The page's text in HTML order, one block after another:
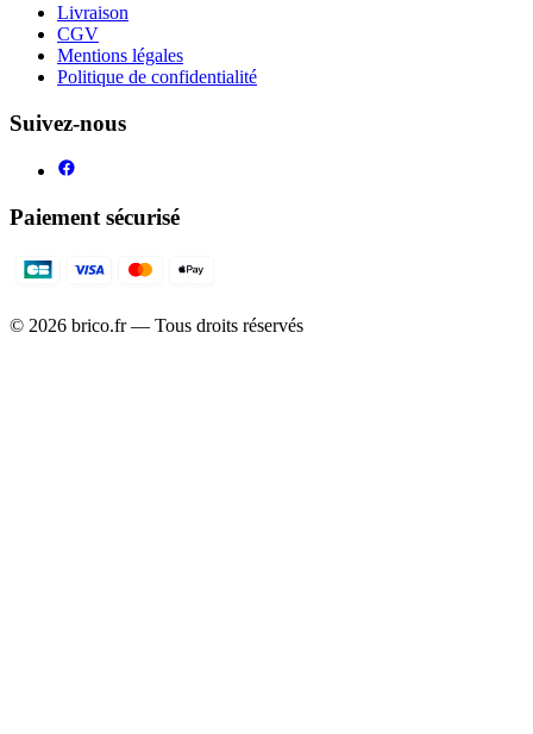
Livraison
CGV
Mentions légales
Politique de confidentialité
Suivez-nous
Paiement sécurisé
© 2026 brico.fr — Tous droits réservés